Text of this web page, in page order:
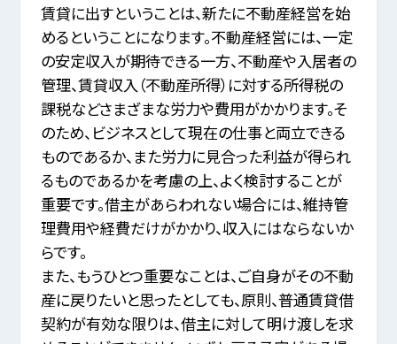
賃貸に出すということは、新たに不動産経営を始
めるということになります。不動産経営には、一定
の安定収入が期待できる一方、不動産や入居者の
管理、賃貸収入（不動産所得）に対する所得税の
課税などさまざまな労力や費用がかかります。そ
のため、ビジネスとして現在の仕事と両立できる
ものであるか、 また労力に見合った利益が得られ
るものであるかを考慮の上、よく検討することが
重要です。借主があらわれない場合には、維持管
理費用や経費だけがかかり、収入にはならないか
らです。
また、もうひとつ重要なことは、ご自身がその不動
産に戻りたいと思ったとしても、原則、普通賃貸借
契約が有効な限りは、借主に対して明け渡しを求